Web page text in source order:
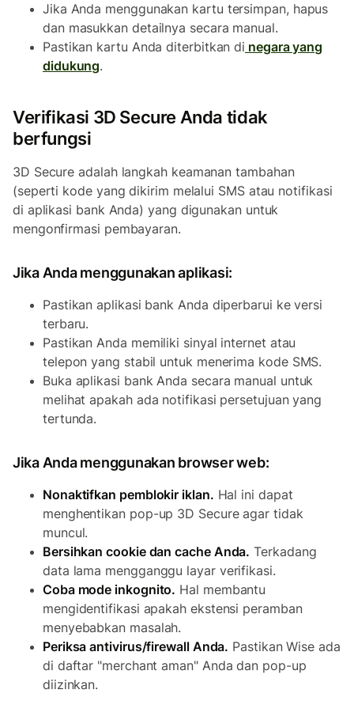
Jika Anda menggunakan kartu tersimpan, hapus
dan masukkan detailnya secara manual.
Pastikan kartu Anda diterbitkan di negara yang
didukung.
Verifikasi 3D Secure Anda tidak
berfungsi
3D Secure adalah langkah keamanan tambahan
(seperti kode yang dikirim melalui SMS atau notifikasi
di aplikasi bank Anda) yang digunakan untuk
mengonfirmasi pembayaran.
Jika Anda menggunakan aplikasi:
Pastikan aplikasi bank Anda diperbarui ke versi
terbaru.
Pastikan Anda memiliki sinyal internet atau
telepon yang stabil untuk menerima kode SMS.
Buka aplikasi bank Anda secara manual untuk
melihat apakah ada notifikasi persetujuan yang
tertunda.
Jika Anda menggunakan browser web:
Nonaktifkan pemblokir iklan. Hal ini dapat
menghentikan pop-up 3D Secure agar tidak
muncul.
Bersihkan cookie dan cache Anda. Terkadang
data lama mengganggu layar verifikasi.
Coba mode inkognito. Hal membantu
mengidentifikasi apakah ekstensi peramban
menyebabkan masalah.
Periksa antivirus/firewall Anda. Pastikan Wise ada
di daftar "merchant aman" Anda dan pop-up
diizinkan.